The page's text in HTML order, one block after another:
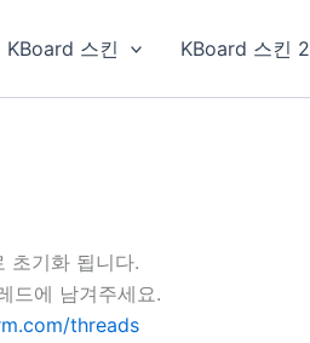
KBoard 스킨 KBoard 스킨 2
초기화 됩니다.
드에 남겨주세요.
threads